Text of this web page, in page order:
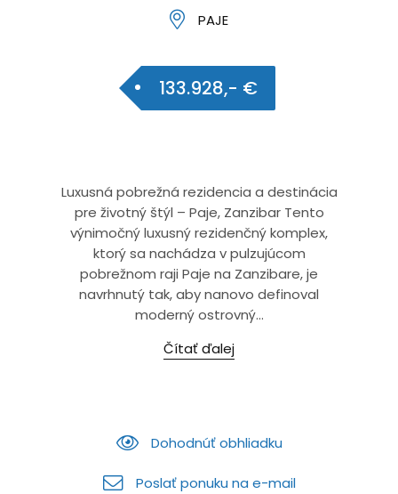
PAJE
133.928,- €
Luxusná pobrežná rezidencia a destinácia
pre životný štýl – Paje, Zanzibar Tento
výnimočný luxusný rezidenčný komplex,
ktorý sa nachádza v pulzujúcom
pobrežnom raji Paje na Zanzibare, je
navrhnutý tak, aby nanovo definoval
moderný ostrovný...
Čítať ďalej
Dohodnúť obhliadku
Poslať ponuku na e-mail